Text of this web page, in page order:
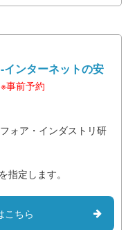
ンターネットの安
※事前予約
ォア・インダストリ研
指定します。
こちら